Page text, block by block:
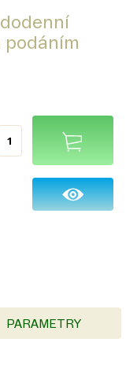
podáním
PARAMETRY